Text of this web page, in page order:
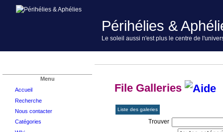
Périhélies &
Le soleil aussi n'est plus le centre de
File Galleries
Liste des galeries
Trouver
Menu
Accueil
Recherche
Nous contacter
Catégories